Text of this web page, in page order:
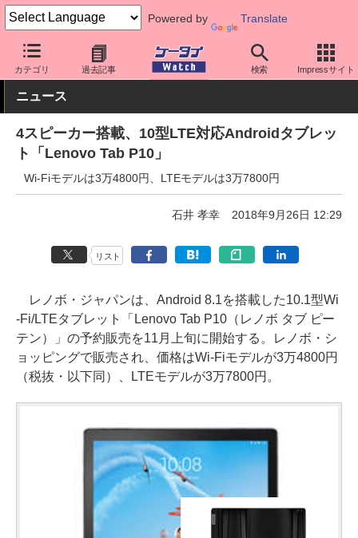
Powered by Translate
カテゴリ 過去記事 検索 Impressサイト
ケータイ Watch OS Android その他メーカー
ニュース
4スピーカー搭載、10型LTE対応Androidタブレッ
ト「Lenovo Tab P10」
Wi-Fiモデルは3万4800円、LTEモデルは3万7800円
石井 孝幸 2018年9月26日 12:29
リスト
レノボ・ジャパンは、Android 8.1を搭載した10.1型Wi
-Fi/LTEタブレット「Lenovo Tab P10（レノボ タブ ピー
テン）」の予約販売を11月上旬に開始する。レノボ・シ
ョッピングで販売され、価格はWi-Fiモデルが3万4800円
（税抜・以下同）、LTEモデルが3万7800円。